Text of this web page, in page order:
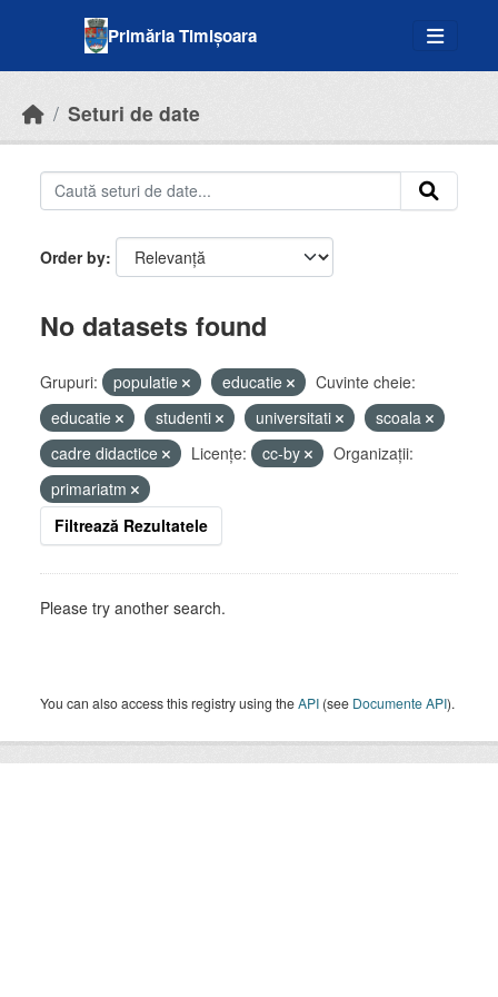
Primăria Timișoara
Seturi de date
Order by
No datasets found
Grupuri: populatie educatie
Cuvinte cheie:
educatie
studenti universitati
scoala
cadre didactice
Licenţe: cc-by
Organizații:
primariatm
Filtrează Rezultatele
Please try another search.
You can also access this registry using theAPI (see Documente API).